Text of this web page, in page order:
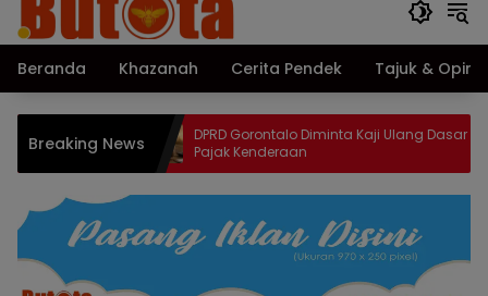
Beranda Khazanah Cerita Pendek Tajuk & Opini
Breaking News
Sasar
DPRD Gorontalo Diminta Kaji Ulang Dasar
Pajak Kenderaan